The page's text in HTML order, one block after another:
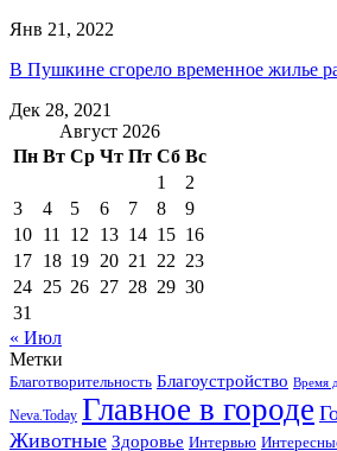
Янв 21, 2022
В Пушкине сгорело временное жилье
Дек 28, 2021
Август 2026
Пн Вт Ср Чт Пт Сб Вс
1
2
3
4 5 6 7 8
9
10 11 12 13 14 15 16
17 18 19 20 21 22 23
24 25 26 27 28 29 30
31
« Июл
Метки
Благотворительность Благоустройство Время
Neva.Today Главное в городе
Животные Здоровье Интервью